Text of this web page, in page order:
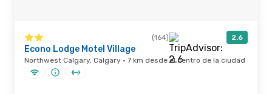
(164) 2.6
Econo Lodge Motel Village
Northwest Calgary, Calgary · 7 km desde el centro de la ciudad